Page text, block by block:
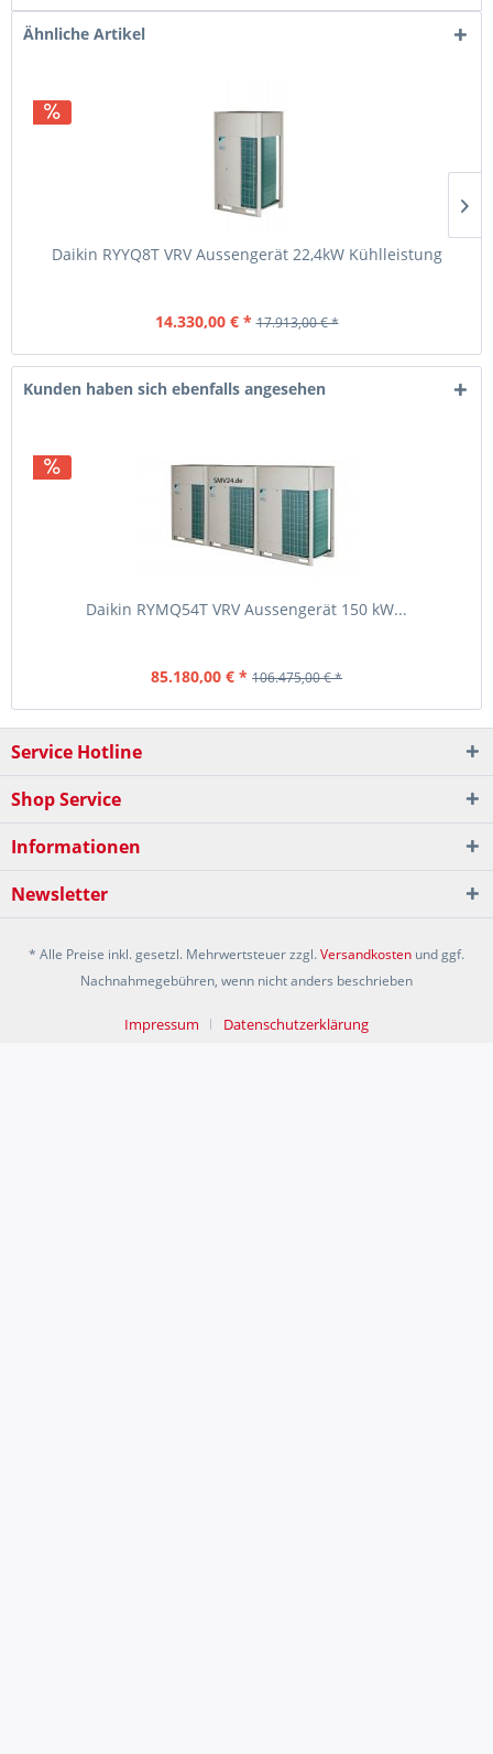
Ähnliche Artikel
Daikin RYYQ8T VRV Aussengerät 22,4kW Kühlleistung
14.330,00 € * 17.913,00 € *
Kunden haben sich ebenfalls angesehen
Daikin RYMQ54T VRV Aussengerät 150 kW...
85.180,00 € * 106.475,00 € *
Service Hotline
Shop Service
Informationen
Newsletter
* Alle Preise inkl. gesetzl. Mehrwertsteuer zzgl.Versandkosten und ggf.
Nachnahmegebühren, wenn nicht anders beschrieben
Impressum Datenschutzerklärung